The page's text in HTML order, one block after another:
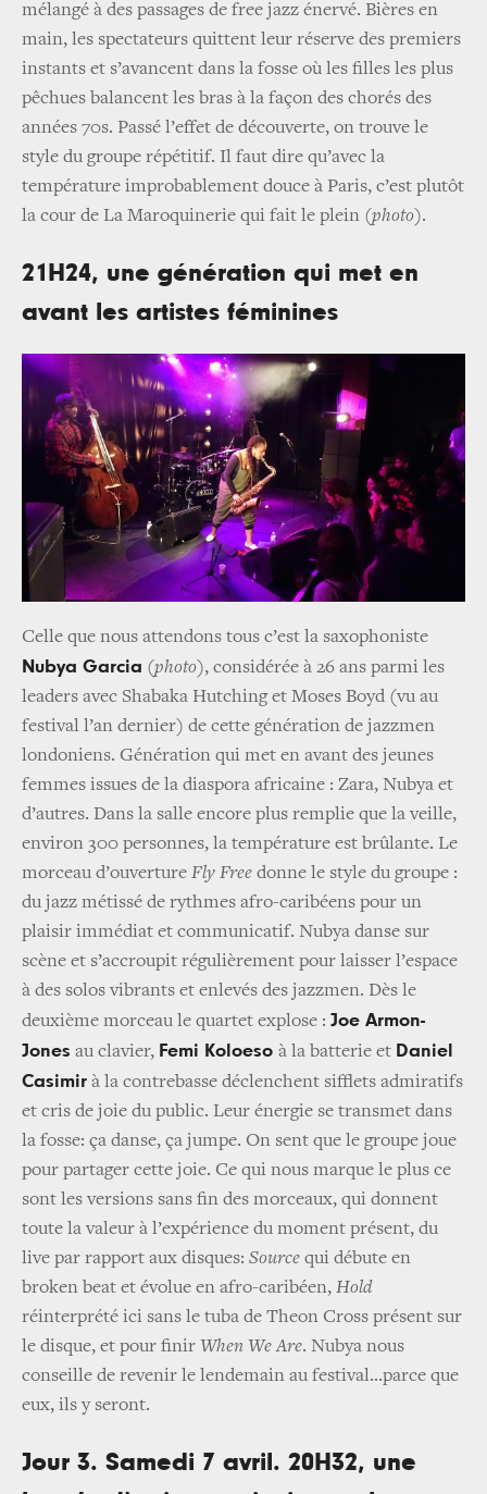
mélangé à des passages de free jazz énervé. Bières en
main, les spectateurs quittent leur réserve des premiers
instants et s’avancent dans la fosse où les filles les plus
pêchues balancent les bras à la façon des chorés des
années 70s. Passé l’effet de découverte, on trouve le
style du groupe répétitif. Il faut dire qu’avec la
température improbablement douce à Paris, c’est plutôt
la cour de La Maroquinerie qui fait le plein (photo).
21H24, une génération qui met en
avant les artistes féminines
Celle que nous attendons tous c’est la saxophoniste
Nubya Garcia (photo), considérée à 26 ans parmi les
leaders avec Shabaka Hutching et Moses Boyd (vu au
festival l’an dernier) de cette génération de jazzmen
londoniens. Génération qui met en avant des jeunes
femmes issues de la diaspora africaine : Zara, Nubya et
d’autres. Dans la salle encore plus remplie que la veille,
environ 300 personnes, la température est brûlante. Le
morceau d’ouverture Fly Free donne le style du groupe :
du jazz métissé de rythmes afro-caribéens pour un
plaisir immédiat et communicatif. Nubya danse sur
scène et s’accroupit régulièrement pour laisser l’espace
à des solos vibrants et enlevés des jazzmen. Dès le
deuxième morceau le quartet explose : Joe Armon-
Jones au clavier, Femi Koloeso à la batterie et Daniel
Casimir à la contrebasse déclenchent sifflets admiratifs
et cris de joie du public. Leur énergie se transmet dans
la fosse: ça danse, ça jumpe. On sent que le groupe joue
pour partager cette joie. Ce qui nous marque le plus ce
sont les versions sans fin des morceaux, qui donnent
toute la valeur à l’expérience du moment présent, du
live par rapport aux disques: Source qui débute en
broken beat et évolue en afro-caribéen, Hold
réinterprété ici sans le tuba de Theon Cross présent sur
le disque, et pour finir When We Are. Nubya nous
conseille de revenir le lendemain au festival...parce que
eux, ils y seront.
Jour 3. Samedi 7 avril. 20H32, une